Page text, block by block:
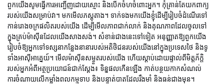
ពួកយើងសូមធ្វើការអញ្ជើញដោយស្មោះ និងបើកចំហចំពោះអ្នក។ កុំគ្រាន់តែយកពាក្យ
របស់យើងសម្រាប់វា។ មកមើលភស្តុតាង។ ទាក់ទងមកយើងខ្ញុំដើម្បីរៀបចំដំណើរទៅ
កាន់រោងចក្រផលិតរបស់យើង ដើម្បីមើលភាពជាក់លាក់ និងគុណភាពដែលចូលទៅ
ក្នុងគ្រប់ម៉ាស៊ីនដែលយើងសាងសង់។ សំខាន់ជាងនេះទៅទៀត អនុញ្ញាតឱ្យពួកយើង
រៀបចំឱ្យអ្នកទៅទស្សនាកន្លែងនានារបស់អតិថិជនរបស់យើងនៅក្នុងប្រទេសថៃ និងទូ
ទាំងអាស៊ីអាគ្នេយ៍។ មើលម៉ាស៊ីនសម្ងួតរបស់យើង ហើយស្តាប់ដោយផ្ទាល់ពីមិត្តភ័ក្តិ
របស់អ្នកអំពីអត្ថប្រយោជន៍ជាក់ស្តែង៖ ទិន្នផលកើនឡើង កាត់បន្ថយកាកសំណល់
ការចំណាយលើកម្លាំងពលកម្មទាប និងបន្ទាត់បាតដែលរឹងមាំ និងធន់ជាងមុន។